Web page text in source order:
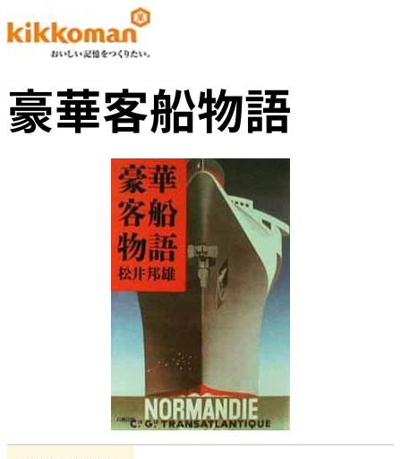
豪華客船物語